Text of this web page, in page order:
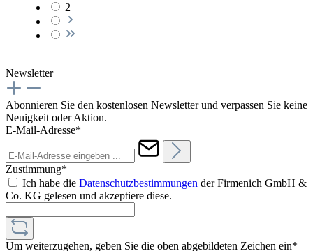
2
Newsletter
Abonnieren Sie den kostenlosen Newsletter und verpassen Sie keine
Neuigkeit oder Aktion.
E-Mail-Adresse*
Zustimmung*
Ich habe die Datenschutzbestimmungen der Firmenich GmbH &
Co. KG gelesen und akzeptiere diese.
Um weiterzugehen, geben Sie die oben abgebildeten Zeichen ein*